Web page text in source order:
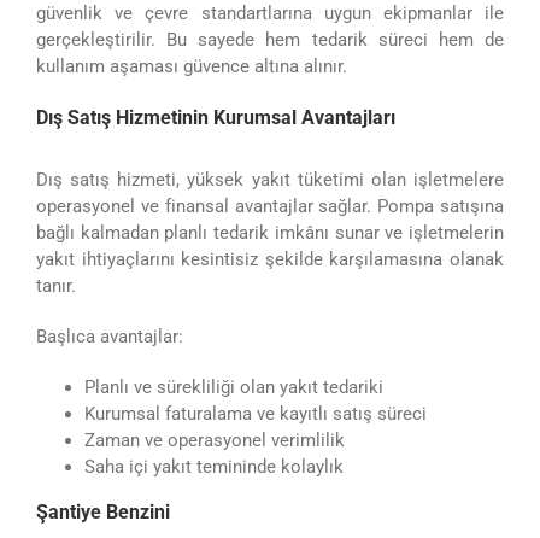
güvenlik ve çevre standartlarına uygun ekipmanlar ile
gerçekleştirilir. Bu sayede hem tedarik süreci hem de
kullanım aşaması güvence altına alınır.
Dış Satış Hizmetinin Kurumsal Avantajları
Dış satış hizmeti, yüksek yakıt tüketimi olan işletmelere
operasyonel ve finansal avantajlar sağlar. Pompa satışına
bağlı kalmadan planlı tedarik imkânı sunar ve işletmelerin
yakıt ihtiyaçlarını kesintisiz şekilde karşılamasına olanak
tanır.
Başlıca avantajlar:
Planlı ve sürekliliği olan yakıt tedariki
Kurumsal faturalama ve kayıtlı satış süreci
Zaman ve operasyonel verimlilik
Saha içi yakıt temininde kolaylık
Şantiye Benzini